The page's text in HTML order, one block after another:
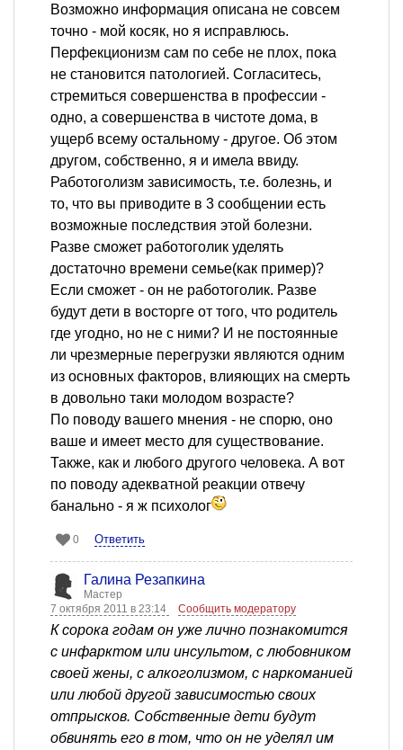
Возможно информация описана не совсем
точно - мой косяк, но я исправлюсь.
Перфекционизм сам по себе не плох, пока
не становится патологией. Согласитесь,
стремиться совершенства в профессии -
одно, а совершенства в чистоте дома, в
ущерб всему остальному - другое. Об этом
другом, собственно, я и имела ввиду.
Работоголизм зависимость, т.е. болезнь, и
то, что вы приводите в 3 сообщении есть
возможные последствия этой болезни.
Разве сможет работоголик уделять
достаточно времени семье(как пример)?
Если сможет - он не работоголик. Разве
будут дети в восторге от того, что родитель
где угодно, но не с ними? И не постоянные
ли чрезмерные перегрузки являются одним
из основных факторов, влияющих на смерть
в довольно таки молодом возрасте?
По поводу вашего мнения - не спорю, оно
ваше и имеет место для существование.
Также, как и любого другого человека. А вот
по поводу адекватной реакции отвечу
банально - я ж психолог
0 Ответить
Галина Резапкина
Мастер
7 октября 2011 в 23:14
Сообщить модератору
К сорока годам он уже лично познакомится
с инфарктом или инсультом, с любовником
своей жены, с алкоголизмом, с наркоманией
или любой другой зависимостью своих
отпрысков. Собственные дети будут
обвинять его в том, что он не уделял им